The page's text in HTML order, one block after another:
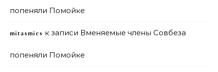
попеняли Помойке
mitasmies к записи Вменяемые члены Совбеза
попеняли Помойке